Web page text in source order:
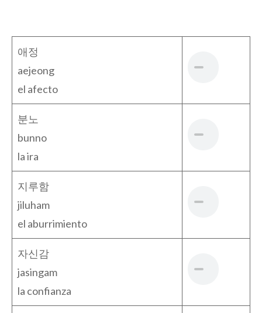
애정
aejeong
el afecto
분노
bunno
la ira
지루함
jiluham
el aburrimiento
자신감
jasingam
la confianza